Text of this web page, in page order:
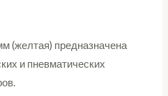
(желтая) предназначена
и пневматических